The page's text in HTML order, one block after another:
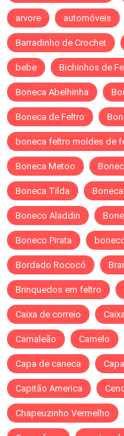
arvore automóveis
Barradinho de Crochet
bebe Bichinhos de
Boneca Abelhinha
Boneca de Feltro
boneca feltro moldes de
Boneca Metoo
Boneca Tilda
Boneco Aladdin
Boneco Pirata
Bordado Rococó
Brinquedos em feltro
Caixa de correio
Camaleão Camelo
Capa de caneca
Capitão America
Chapeuzinho Vermelho